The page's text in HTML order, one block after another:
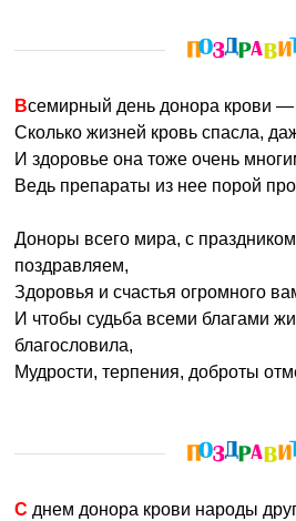
Всемирный день донора крови
Сколько жизней кровь спасла,
И здоровье она тоже очень
Ведь препараты из нее порой
Доноры всего мира, с
поздравляем,
Здоровья и счастья огромного
И чтобы судьба всеми благами
благословила,
Мудрости, терпения, доброты
С днем донора крови народы